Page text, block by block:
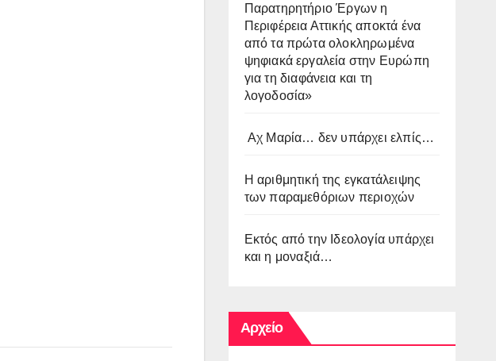
Παρατηρητήριο Έργων η
Περιφέρεια Αττικής αποκτά ένα
από τα πρώτα ολοκληρωμένα
ψηφιακά εργαλεία στην Ευρώπη
για τη διαφάνεια και τη
λογοδοσία»
Αχ Μαρία… δεν υπάρχει ελπίς…
Η αριθμητική της εγκατάλειψης
των παραμεθόριων περιοχών
Εκτός από την Ιδεολογία υπάρχει
και η μοναξιά…
Αρχείο